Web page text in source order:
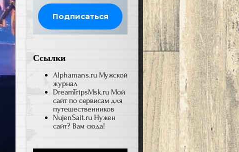
Ссылки
Alphamans.ru Мужской
журнал
DreamTripsMsk.ru Мой
сайт по сервисам для
путешественников
NujenSait.ru Нужен
сайт? Вам сюда!